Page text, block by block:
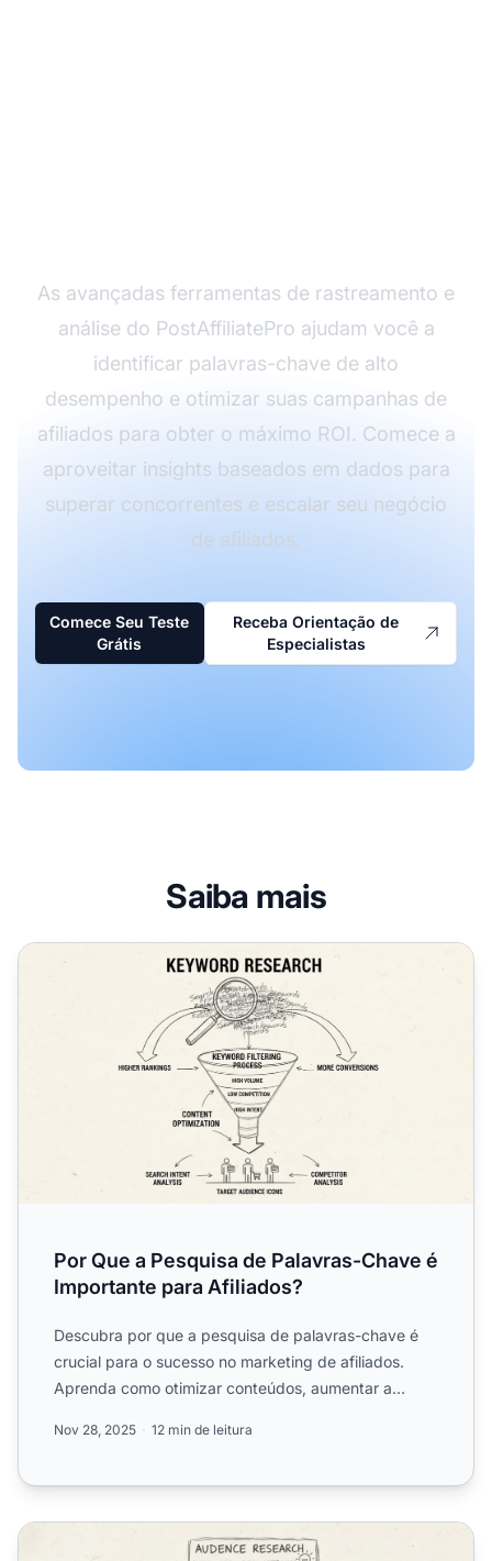
As avançadas ferramentas de rastreamento e
análise do PostAffiliatePro ajudam você a
identificar palavras-chave de alto
desempenho e otimizar suas campanhas de
afiliados para obter o máximo ROI. Comece a
aproveitar insights baseados em dados para
superar concorrentes e escalar seu negócio
de afiliados.
Comece Seu Teste
Grátis
Receba Orientação de
Especialistas
Saiba mais
Por Que a Pesquisa de Palavras-Chave é Importante
Por Que a Pesquisa de Palavras-Chave é
Importante para Afiliados?
Descubra por que a pesquisa de palavras-chave é
crucial para o sucesso no marketing de afiliados.
Aprenda como otimizar conteúdos, aumentar a
Nov 28, 2025 12 min de leitura
Por que a Pesquisa de Palavras-chave é Importante?